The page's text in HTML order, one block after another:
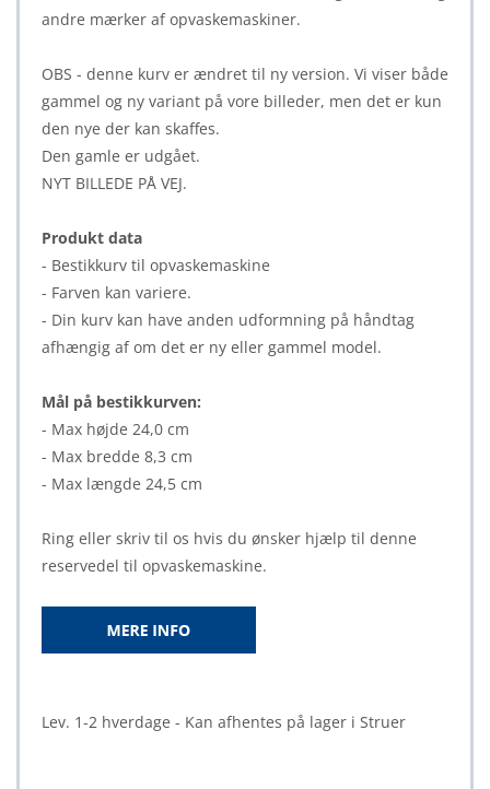
andre mærker af opvaskemaskiner.
OBS - denne kurv er ændret til ny version. Vi viser både
gammel og ny variant på vore billeder, men det er kun
den nye der kan skaffes.
Den gamle er udgået.
NYT BILLEDE PÅ VEJ.
Produkt data
- Bestikkurv til opvaskemaskine
- Farven kan variere.
- Din kurv kan have anden udformning på håndtag
afhængig af om det er ny eller gammel model.
Mål på bestikkurven:
- Max højde 24,0 cm
- Max bredde 8,3 cm
- Max længde 24,5 cm
Ring eller skriv til os hvis du ønsker hjælp til denne
reservedel til opvaskemaskine.
Lev. 1-2 hverdage - Kan afhentes på lager i Struer